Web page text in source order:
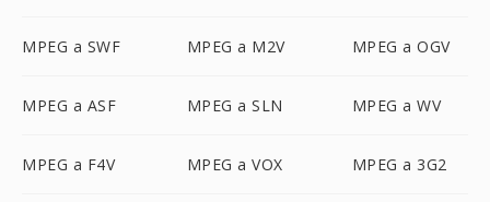
MPEG a SWF MPEG a M2V MPEG a OGV
MPEG a ASF MPEG a SLN MPEG a WV
MPEG a F4V MPEG a VOX MPEG a 3G2